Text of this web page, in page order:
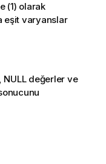
(1) olarak
eşit varyanslar
NULLdeğerler ve